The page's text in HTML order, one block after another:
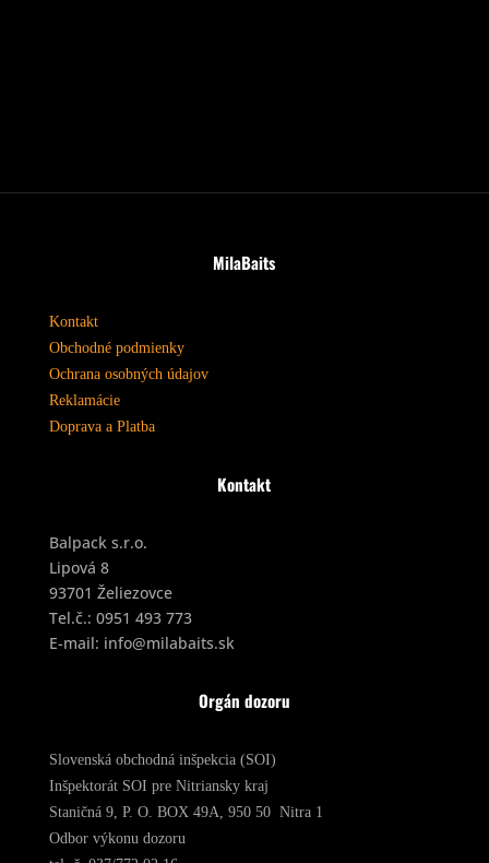
MilaBaits
Kontakt
Obchodné podmienky
Ochrana osobných údajov
Reklamácie
Doprava a Platba
Kontakt
Balpack s.r.o.
Lipová 8
93701 Želiezovce
Tel.č.: 0951 493 773
E-mail: info@milabaits.sk
Orgán dozoru
Slovenská obchodná inšpekcia (SOI)
Inšpektorát SOI pre Nitriansky kraj
Staničná 9, P. O. BOX 49A, 950 50 Nitra 1
Odbor výkonu dozoru